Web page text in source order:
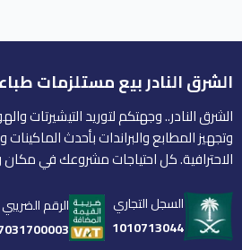
الشرق النادر بيع مستلزمات
الشرق النادر.. وجهتكم لتوريد التيشيرتات
وتجهيز المطابع والبراندات بأحدث
الاحترافية. كل احتياجات مشروعك في مكان
السجل التجاري
1010713044
الرقم الضريبي